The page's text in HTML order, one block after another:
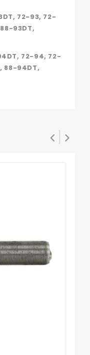
72-93, 72-
93DT,
72-94, 72-
88-94DT,